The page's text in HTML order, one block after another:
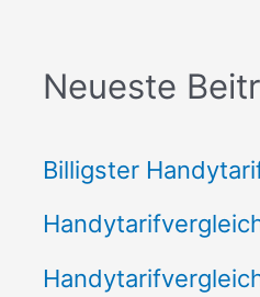
hNeueste
Billigster